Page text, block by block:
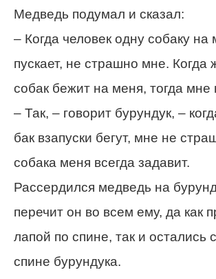
Медведь подумал и сказал:
– Когда человек одну собаку на
пускает, не страшно мне. Когда
собак бежит на меня, тогда мне
– Так, – говорит бурундук, –
бак взапуски бегут, мне не
собака меня всегда задавит.
Рассердился медведь на
перечит он во всем ему, да как
лапой по спине, так и остались
спине бурундука.